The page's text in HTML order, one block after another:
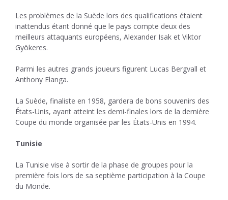
Les problèmes de la Suède lors des qualifications étaient
inattendus étant donné que le pays compte deux des
meilleurs attaquants européens, Alexander Isak et Viktor
Gyökeres.
Parmi les autres grands joueurs figurent Lucas Bergvall et
Anthony Elanga.
La Suède, finaliste en 1958, gardera de bons souvenirs des
États-Unis, ayant atteint les demi-finales lors de la dernière
Coupe du monde organisée par les États-Unis en 1994.
Tunisie
La Tunisie vise à sortir de la phase de groupes pour la
première fois lors de sa septième participation à la Coupe
du Monde.